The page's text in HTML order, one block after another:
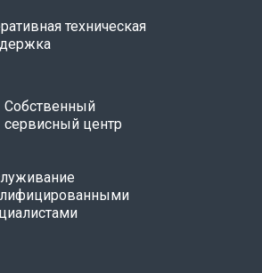
техническая
Собственный
сервисный центр